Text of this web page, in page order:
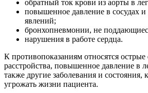
обратный ток крови из аорты в
повышенное давление в сосудах
явлений;
бронхопневмонии, не
нарушения в работе сердца.
К противопоказаниям относятся острые
расстройства, повышенное давление в
также другие заболевания и состояния,
угрожать жизни пациента.